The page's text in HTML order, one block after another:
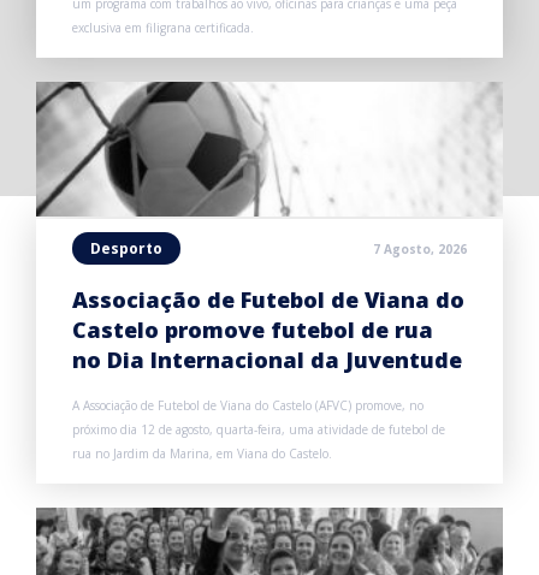
um programa com trabalhos ao vivo, oficinas para crianças e uma peça
exclusiva em filigrana certificada.
Desporto 7 Agosto, 2026
Associação de Futebol de Viana do
Castelo promove futebol de rua
no Dia Internacional da Juventude
A Associação de Futebol de Viana do Castelo (AFVC) promove, no
próximo dia 12 de agosto, quarta-feira, uma atividade de futebol de
rua no Jardim da Marina, em Viana do Castelo.